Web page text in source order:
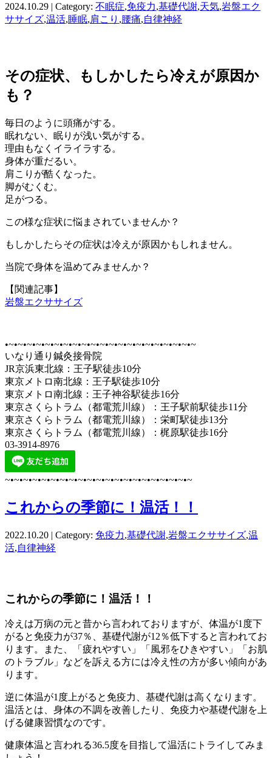
2024.10.29 | Category: 不眠症,免疫力,基礎代謝,天気,岩盤エク
ササイズ,温活,睡眠,肩こり ,腰痛,自律神経
その症状、もしかしたら冷えが原因か
も？
毎日のように頭痛がする。
眠れない、眠りが浅い気がする。
理由もなくイライラする。
身体が重だるい。
肩こりが酷くなった。
脚がむくむ。
足がつる。
この様な症状に悩まされていませんか？
もしかしたらその症状は冷えが原因かもしれません。
当院で身体を温めてみませんか？
【関連記事】
岩盤エクササイズ
•~•~•~•~•~•~•~•~•~•~•~•~•~•~•~•~•~•~•~•~•~
いなり通り鍼灸接骨院
JR京浜東北線：王子駅徒歩10分
東京メトロ南北線：王子駅徒歩10分
東京メトロ南北線：王子神谷駅徒歩16分
東京さくらトラム（都電荒川線）：王子駅前駅徒歩11分
東京さくらトラム（都電荒川線）：栄町駅徒歩13分
東京さくらトラム（都電荒川線）：梶原駅徒歩16分
03-3914-8976
~•~•~•~•~•~•~•~•~•~•~•~•~•~•~•~•~•~•~•~•~
これからの季節に！温活！！
2022.10.20 | Category: 免疫力,基礎代謝,岩盤エクササイズ,温
活,自律神経
これからの季節に！温活！！
冷えは万病の元と昔から言われておりますが、体温が1度下
がると免疫力が37％、基礎代謝が12％低下すると言われてお
ります。また、「疲れやすい」「風邪をひきやすい」「お肌
のトラブル」などを訴える方には冷え性の方が多い傾向があ
ります。
逆に体温が1度上がると免疫力、基礎代謝は高くなります。
温活とは、身体の不調を改善したり、免疫力や基礎代謝を上
げる健康習慣なのです。
健康体温と言われる36.5度を目指して温活にトライしてみま